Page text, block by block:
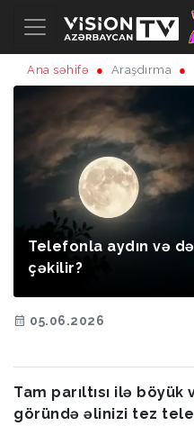
Ana səhifə Araşdırma
Telefonla aydın və
çəkilir?
05.06.2026
Tam parıltısı ilə böyük
göründə əlinizi tez